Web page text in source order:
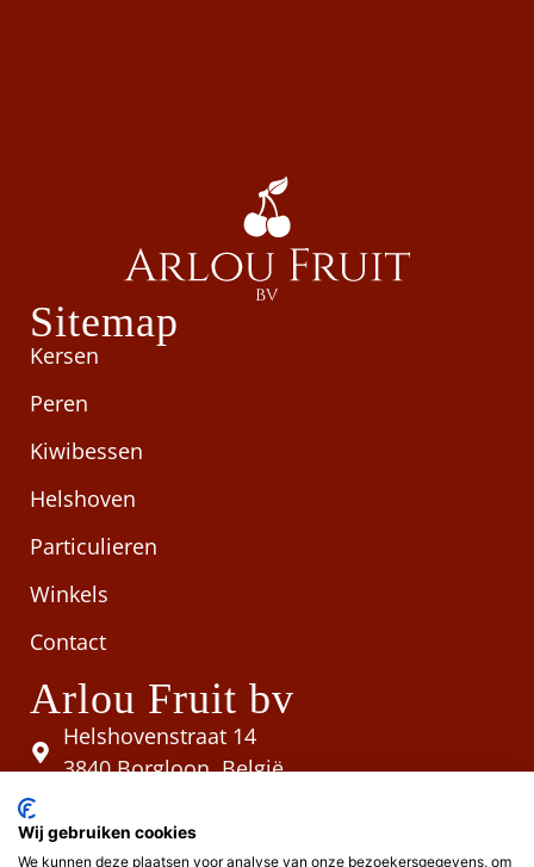
Sitemap
Kersen
Peren
Kiwibessen
Helshoven
Particulieren
Winkels
Contact
Arlou Fruit bv
Helshovenstraat 14
3840 Borgloon, België
0473/39.35.67
Wij gebruiken cookies
We kunnen deze plaatsen voor analyse van onze bezoekersgegevens, om